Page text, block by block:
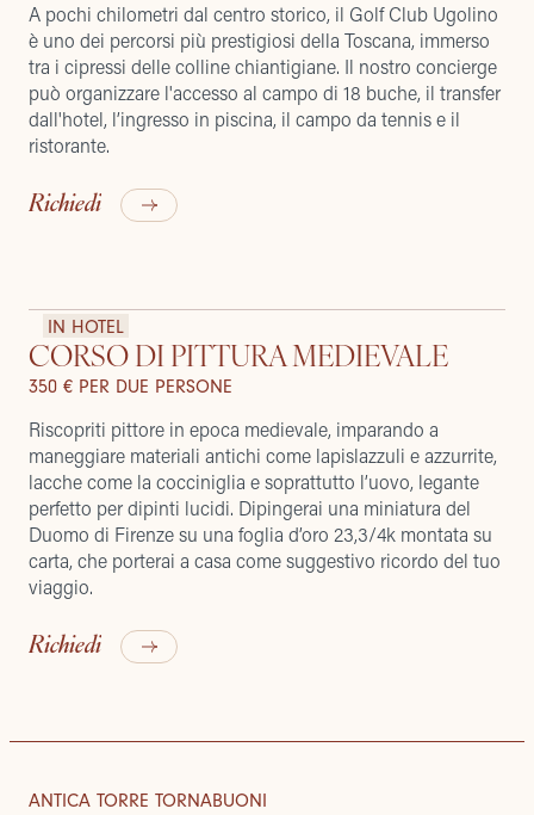
A pochi chilometri dal centro storico, il Golf Club Ugolino
è uno dei percorsi più prestigiosi della Toscana, immerso
tra i cipressi delle colline chiantigiane. Il nostro concierge
può organizzare l'accesso al campo di 18 buche, il transfer
dall'hotel, l’ingresso in piscina, il campo da tennis e il
ristorante.
Richiedi
IN HOTEL
CORSO DI PITTURA MEDIEVALE
350 € PER DUE PERSONE
Riscopriti pittore in epoca medievale, imparando a
maneggiare materiali antichi come lapislazzuli e azzurrite,
lacche come la cocciniglia e soprattutto l’uovo, legante
perfetto per dipinti lucidi. Dipingerai una miniatura del
Duomo di Firenze su una foglia d’oro 23,3/4k montata su
carta, che porterai a casa come suggestivo ricordo del tuo
viaggio.
Richiedi
ANTICA TORRE TORNABUONI